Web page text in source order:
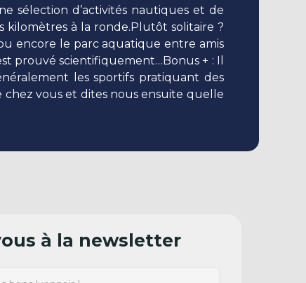
sélection d’activités nautiques et de
kilomètres à la ronde.Plutôt solitaire ?
encore le parc aquatique entre amis
prouvé scientifiquement…Bonus + : Il
les sportifs pratiquant des
chez vous et dites nous ensuite quelle
à la newsletter